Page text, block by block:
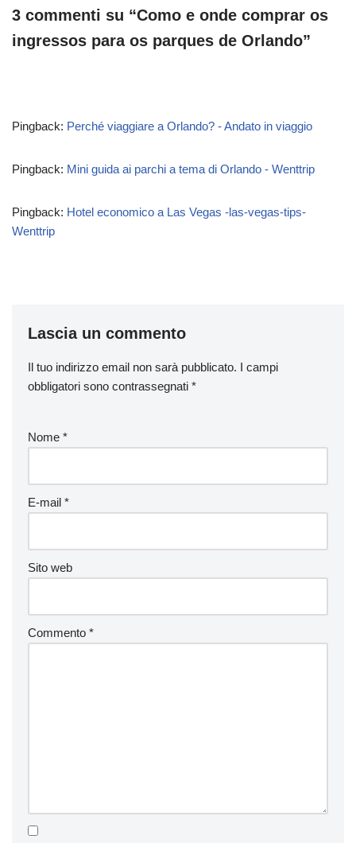
3 commenti su “Como e onde comprar os
ingressos para os parques de Orlando”
Pingback: Perché viaggiare a Orlando? - Andato in viaggio
Pingback: Mini guida ai parchi a tema di Orlando - Wenttrip
Pingback: Hotel economico a Las Vegas -las-vegas-tips-
Wenttrip
Lascia un commento
Il tuo indirizzo email non sarà pubblicato. I campi
obbligatori sono contrassegnati *
Nome *
E-mail *
Sito web
Commento *